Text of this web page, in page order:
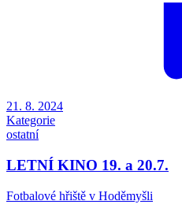
21. 8. 2024
Kategorie
ostatní
LETNÍ KINO 19. a 20.7.
Fotbalové hřiště v Hoděmyšli